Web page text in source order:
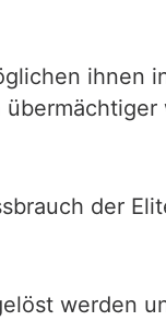
ihnen
der
werden